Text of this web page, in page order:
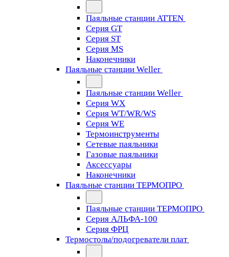
Паяльные станции ATTEN
Серия GT
Серия ST
Серия MS
Наконечники
Паяльные станции Weller
Паяльные станции Weller
Серия WX
Серия WT/WR/WS
Серия WE
Термоинструменты
Сетевые паяльники
Газовые паяльники
Аксессуары
Наконечники
Паяльные станции ТЕРМОПРО
Паяльные станции ТЕРМОПРО
Серия АЛЬФА-100
Серия ФРЦ
Термостолы/подогреватели плат